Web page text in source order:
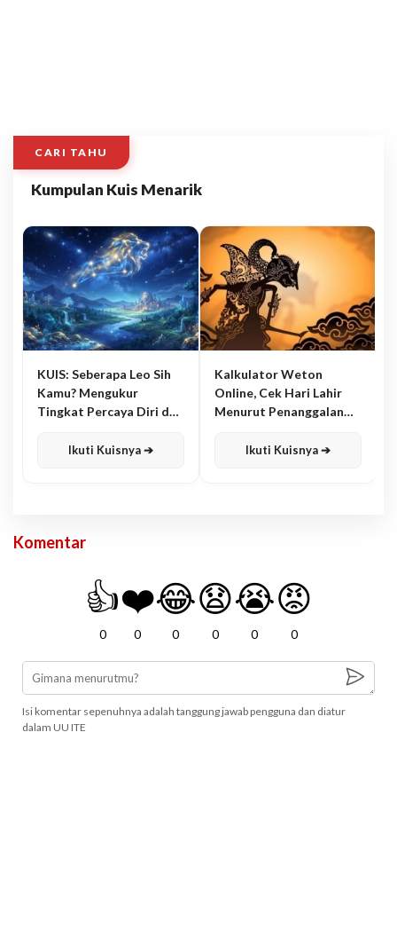
CARI TAHU
Kumpulan Kuis Menarik
KUIS: Seberapa Leo Sih
Kamu? Mengukur
Tingkat Percaya Diri dan
Ikuti Kuisnya ➔
Kalkulator Weton
Online, Cek Hari Lahir
Menurut Penanggalan
Ikuti Kuisnya ➔
Komentar
👍
0
❤️
0
😂
0
😧
0
😭
0
😡
0
Isi komentar sepenuhnya adalah tanggung jawab pengguna dan diatur
dalam UU ITE